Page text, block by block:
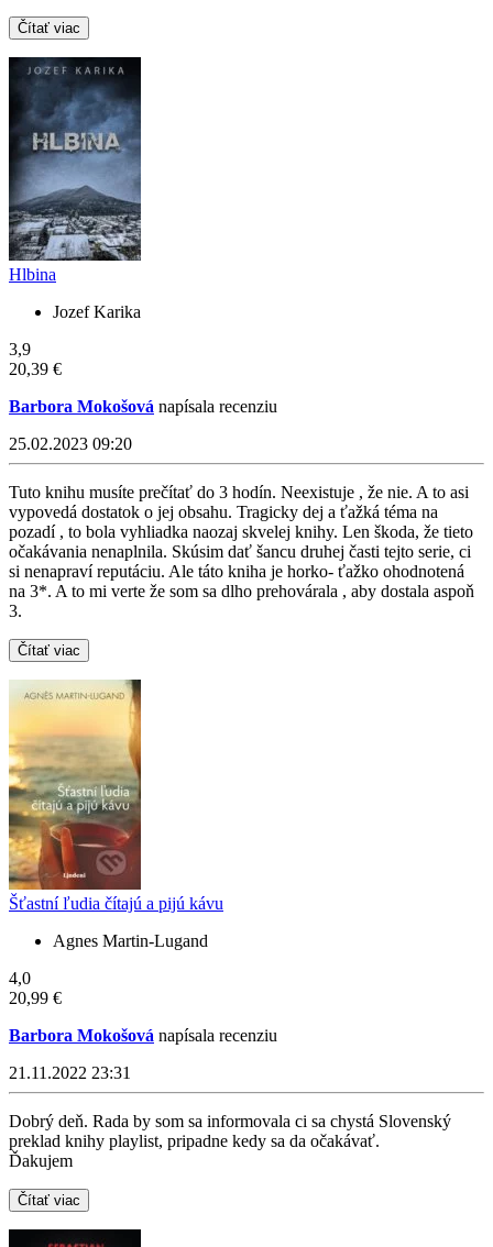
Čítať viac
Hlbina
Jozef Karika
3,9
20,39 €
Barbora Mokošová napísala recenziu
25.02.2023 09:20
Tuto knihu musíte prečítať do 3 hodín. Neexistuje , že nie. A to asi
vypovedá dostatok o jej obsahu. Tragicky dej a ťažká téma na
pozadí , to bola vyhliadka naozaj skvelej knihy. Len škoda, že tieto
očakávania nenaplnila. Skúsim dať šancu druhej časti tejto serie, ci
si nenapraví reputáciu. Ale táto kniha je horko- ťažko ohodnotená
na 3*. A to mi verte že som sa dlho prehovárala , aby dostala aspoň
3.
Čítať viac
Šťastní ľudia čítajú a pijú kávu
Agnes Martin-Lugand
4,0
20,99 €
Barbora Mokošová napísala recenziu
21.11.2022 23:31
Dobrý deň. Rada by som sa informovala ci sa chystá Slovenský
preklad knihy playlist, pripadne kedy sa da očakávať.
Ďakujem
Čítať viac